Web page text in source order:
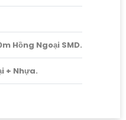
Hồng Ngoại SMD.
+ Nhựa.